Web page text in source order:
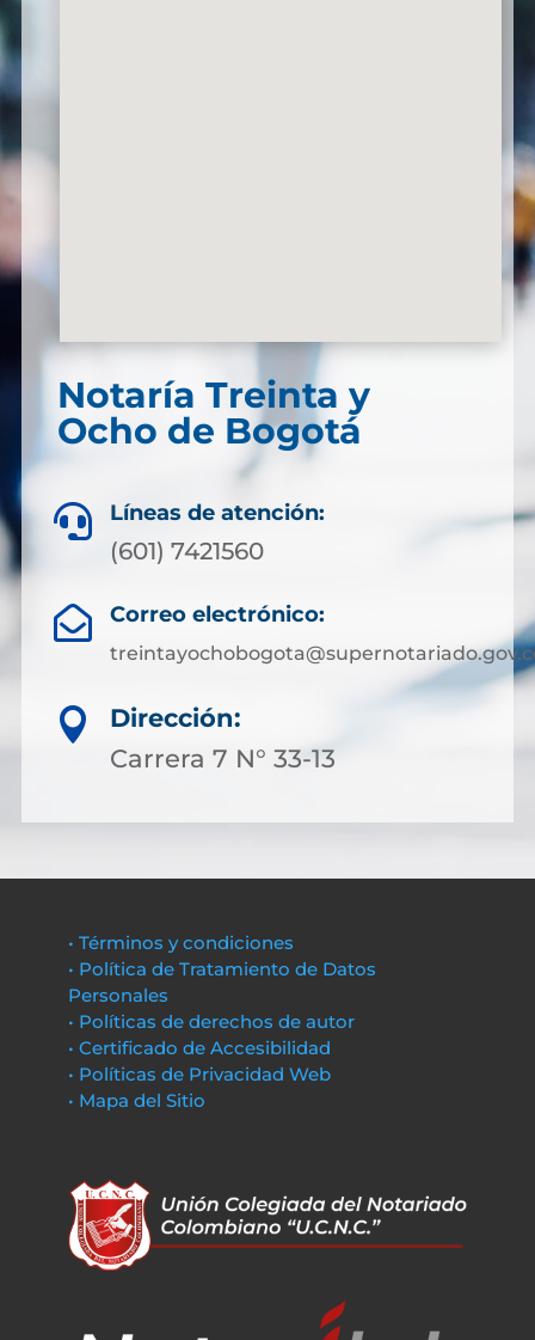
Notaría Treinta y
Ocho de Bogotá
 Líneas de atención:
(601) 7421560
 Correo electrónico:

Dirección:
Carrera 7 N° 33-13
• Términos y condiciones
• Política de Tratamiento de Datos
Personales
• Políticas de derechos de autor
• Certificado de Accesibilidad
• Políticas de Privacidad Web
• Mapa del Sitio